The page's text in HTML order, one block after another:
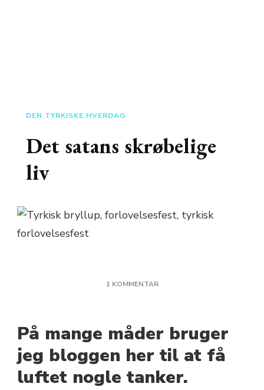
DEN TYRKISKE HVERDAG
Det satans skrøbelige
liv
1 KOMMENTARTIL
LIV
På mange måder bruger
jeg bloggen her til at få
luftet nogle tanker.